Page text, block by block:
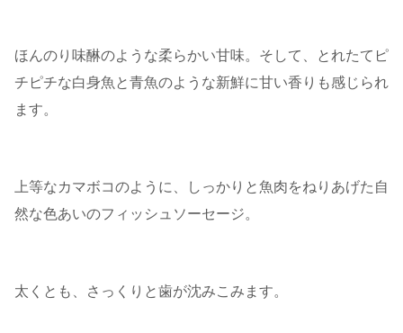
ほんのり味醂のような柔らかい甘味。そして、とれたてピ
チピチな白身魚と青魚のような新鮮に甘い香りも感じられ
ます。
上等なカマボコのように、しっかりと魚肉をねりあげた自
然な色あいのフィッシュソーセージ。
太くとも、さっくりと歯が沈みこみます。